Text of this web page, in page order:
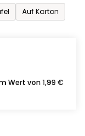
Auf Karton
Wert von 1,99 €